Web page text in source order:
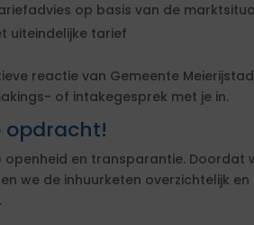
op basis van de
uiteindelijke tarief
reactie van Gemeente
of intakegesprek met je in.
opdracht!
openheid en transparantie. Doordat
we de inhuurketen overzichtelijk en